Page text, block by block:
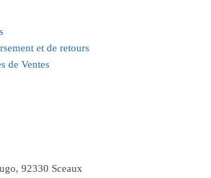
et de retours
de Ventes
92330 Sceaux